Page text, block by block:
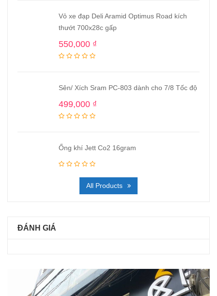
Vỏ xe đạp Deli Aramid Optimus Road kích
thướt 700x28c gấp
550,000 ₫
Sên/ Xích Sram PC-803 dành cho 7/8 Tốc độ
499,000 ₫
Ống khí Jett Co2 16gram
All Products
ĐÁNH GIÁ